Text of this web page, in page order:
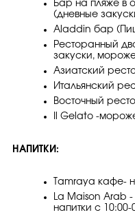
Бар на пляже в
(дневные
Aladdin бар
Ресторанный
закуски,
Азиатский
Итальянский
Восточный
Il Gelato -
НАПИТКИ:
Tamraya кафе-
La Maison Arab -
напитки с 10:00-